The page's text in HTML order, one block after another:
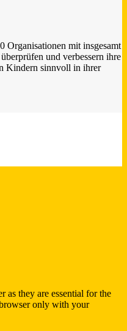
Organisationen mit insgesamt
und verbessern ihre
Kindern sinnvoll in ihrer
as they are essential for the
only with your